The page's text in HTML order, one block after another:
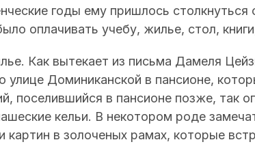
годы ему пришлось
оплачивать учебу, жилье, стол,
Как вытекает из письма Дамеля
улице Доминиканской в пансионе,
поселившийся в пансионе позже, так
кельи. В некотором роде
картин в золоченых рамах, которые